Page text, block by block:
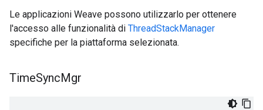
Le applicazioni Weave possono utilizzarlo per ottenere
l'accesso alle funzionalità di ThreadStackManager
specifiche per la piattaforma selezionata.
TimeSyncMgr